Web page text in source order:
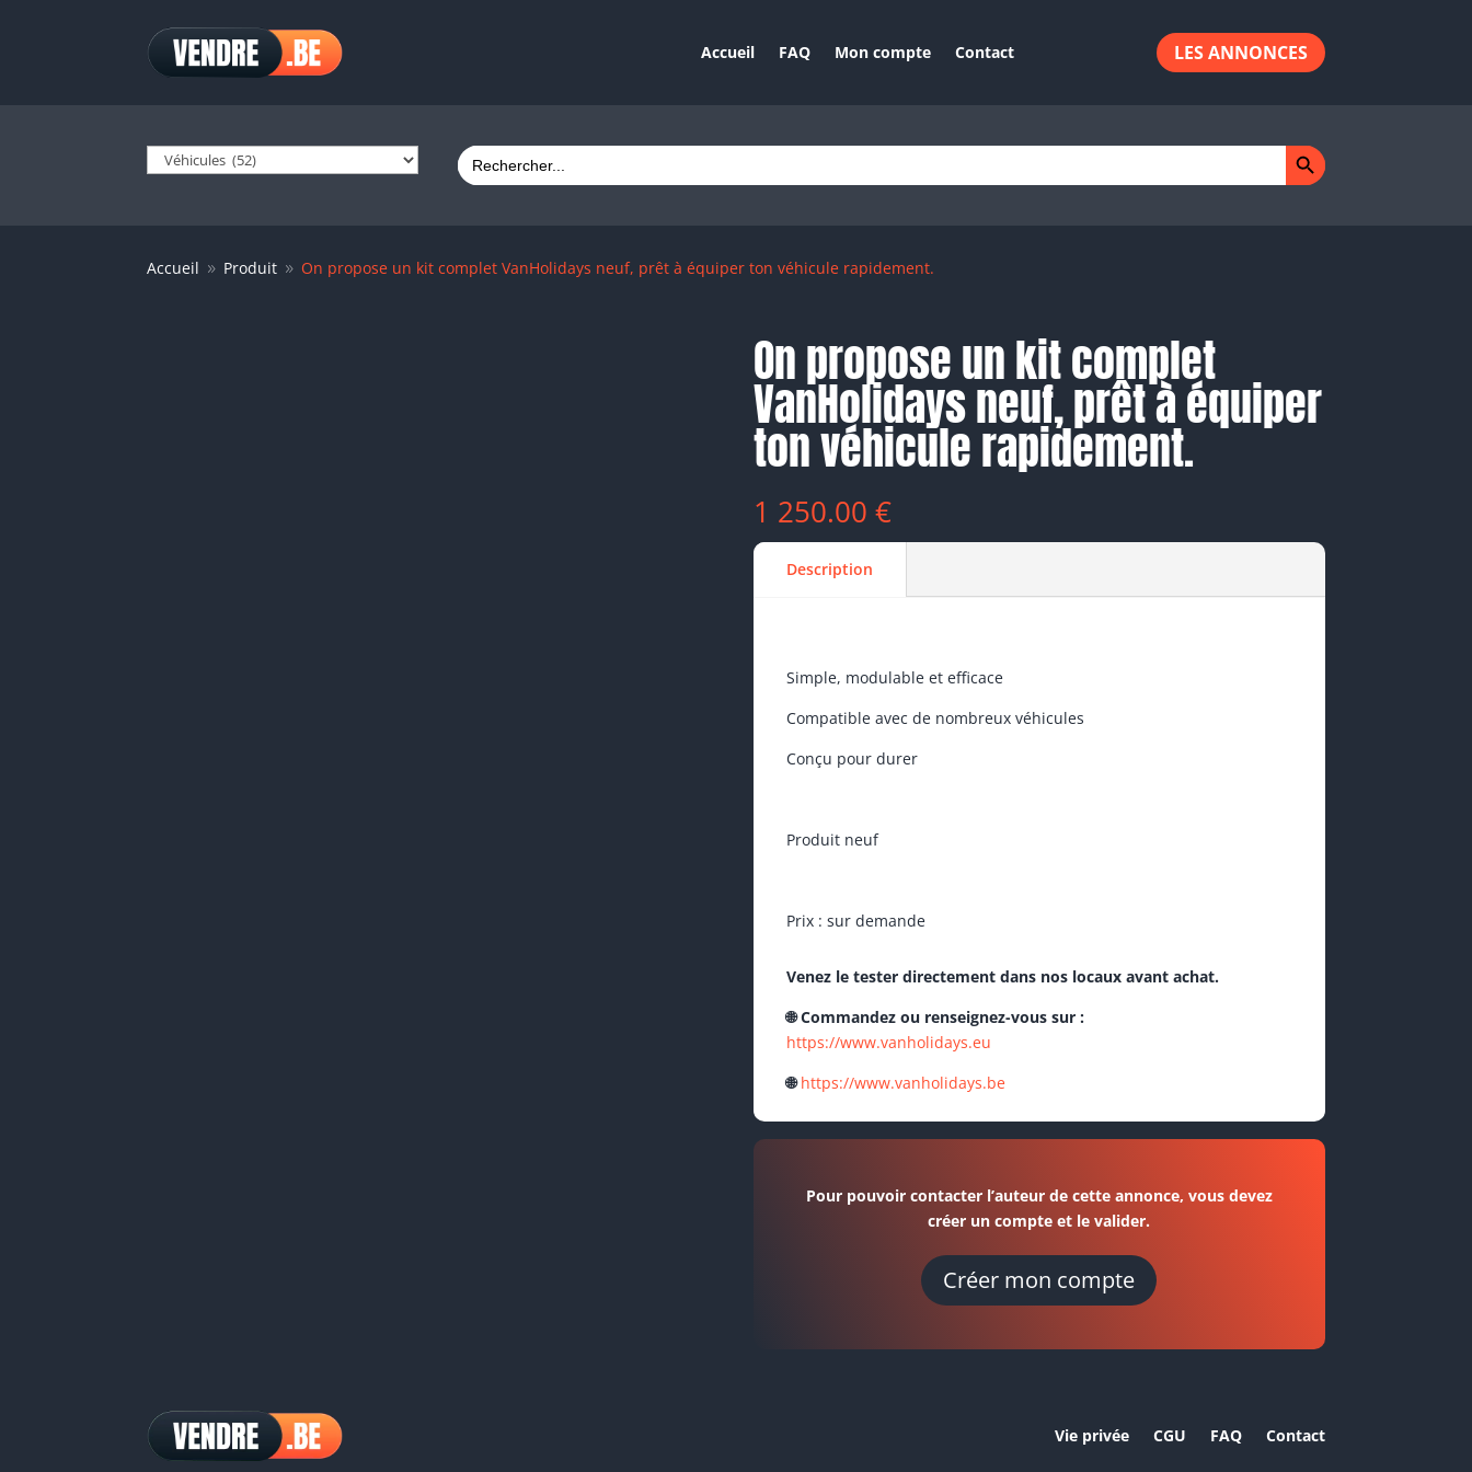
Accueil FAQ Mon compte Contact LES ANNONCES
Search
for:
Search Button
Accueil 9 Produit 9 On propose un kit complet VanHolidays neuf, prêt à équiper ton véhicule rapidement.
On propose un kit complet
VanHolidays neuf, prêt à équiper
ton véhicule rapidement.
1 250.00€
Description
Simple, modulable et efficace
Compatible avec de nombreux véhicules
Conçu pour durer
Produit neuf
Prix : sur demande
Venez le tester directement dans nos locaux avant achat.
🌐 Commandez ou renseignez-vous sur :
https://www.vanholidays.eu
🌐https://www.vanholidays.be
Pour pouvoir contacter l’auteur de cette annonce, vous devez
créer un compte et le valider.
Créer mon compte
Vie privée CGU FAQ Contact